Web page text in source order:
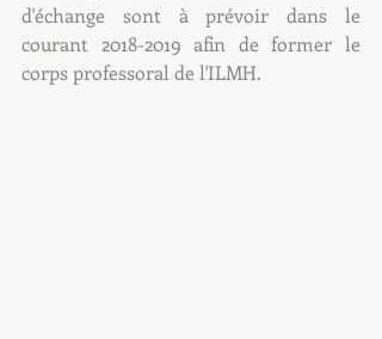
d'échange sont à prévoir dans le
courant 2018-2019 afin de former le
corps professoral de l'ILMH.